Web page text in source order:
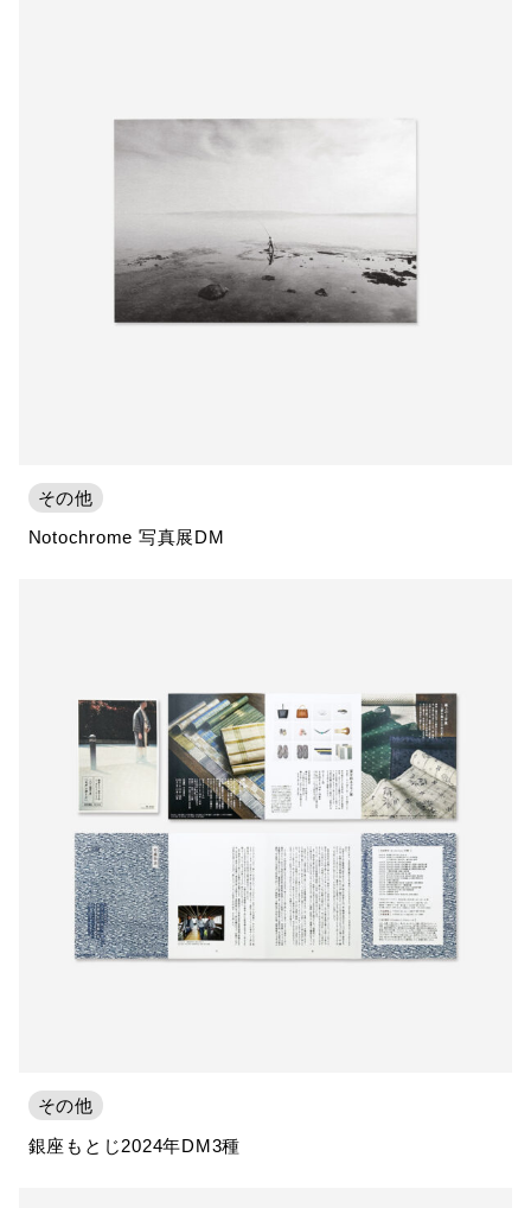
その他
Notochrome 写真展DM
その他
銀座もとじ2024年DM3種